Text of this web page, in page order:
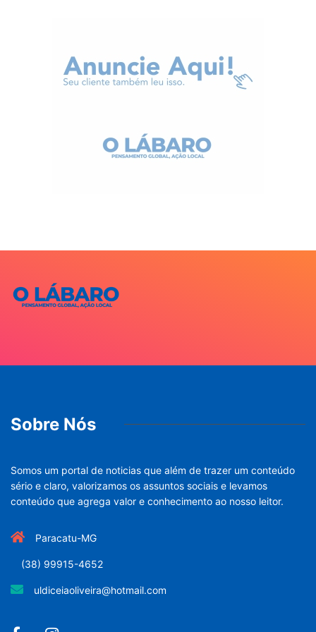
Sobre Nós
Somos um portal de noticias que além de trazer um conteúdo
sério e claro, valorizamos os assuntos sociais e levamos
conteúdo que agrega valor e conhecimento ao nosso leitor.
Paracatu-MG
(38) 99915-4652
uldiceiaoliveira@hotmail.com